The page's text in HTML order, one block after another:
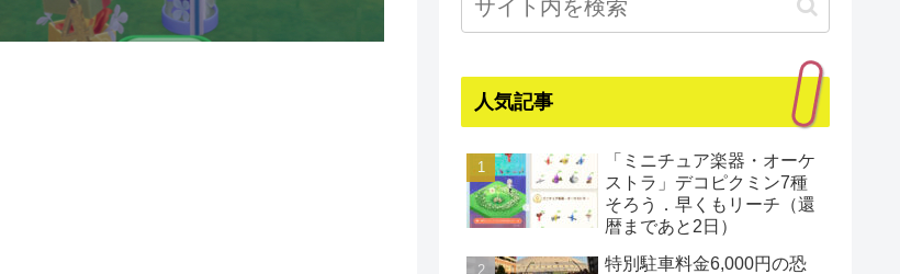
人気記事
「ミニチュア楽器・オーケ
ストラ」デコピクミン7種
そろう．早くもリーチ（還
暦まであと2日）
特別駐車料金6,000円の恐